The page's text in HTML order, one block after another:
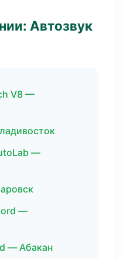
Автозвук
V8 —
—
—
— Абакан